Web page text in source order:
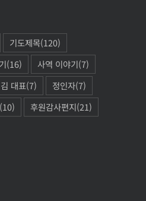
기도제목(120)
(16) 사역 이야기(7)
대표(7) 정인자(7)
(10) 후원감사편지(21)